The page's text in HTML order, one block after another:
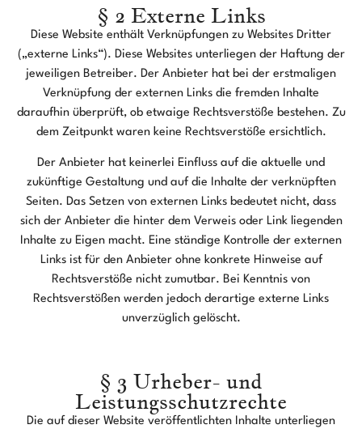
§ 2 Externe Links
Diese Website enthält Verknüpfungen zu Websites Dritter
(„externe Links“). Diese Websites unterliegen der Haftung der
jeweiligen Betreiber. Der Anbieter hat bei der erstmaligen
Verknüpfung der externen Links die fremden Inhalte
daraufhin überprüft, ob etwaige Rechtsverstöße bestehen. Zu
dem Zeitpunkt waren keine Rechtsverstöße ersichtlich.
Der Anbieter hat keinerlei Einfluss auf die aktuelle und
zukünftige Gestaltung und auf die Inhalte der verknüpften
Seiten. Das Setzen von externen Links bedeutet nicht, dass
sich der Anbieter die hinter dem Verweis oder Link liegenden
Inhalte zu Eigen macht. Eine ständige Kontrolle der externen
Links ist für den Anbieter ohne konkrete Hinweise auf
Rechtsverstöße nicht zumutbar. Bei Kenntnis von
Rechtsverstößen werden jedoch derartige externe Links
unverzüglich gelöscht.
§ 3 Urheber- und
Leistungsschutzrechte
Die auf dieser Website veröffentlichten Inhalte unterliegen